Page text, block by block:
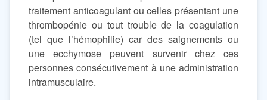
traitement anticoagulant ou celles présentant une
thrombopénie ou tout trouble de la coagulation
(tel que l’hémophilie) car des saignements ou
une ecchymose peuvent survenir chez ces
personnes consécutivement à une administration
intramusculaire.